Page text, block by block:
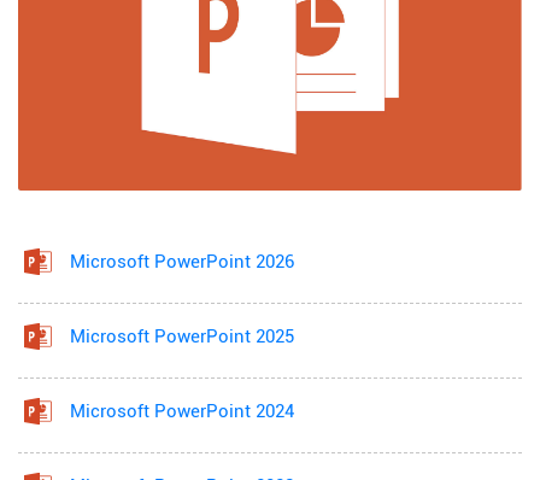
Microsoft PowerPoint 2026
Microsoft PowerPoint 2025
Microsoft PowerPoint 2024